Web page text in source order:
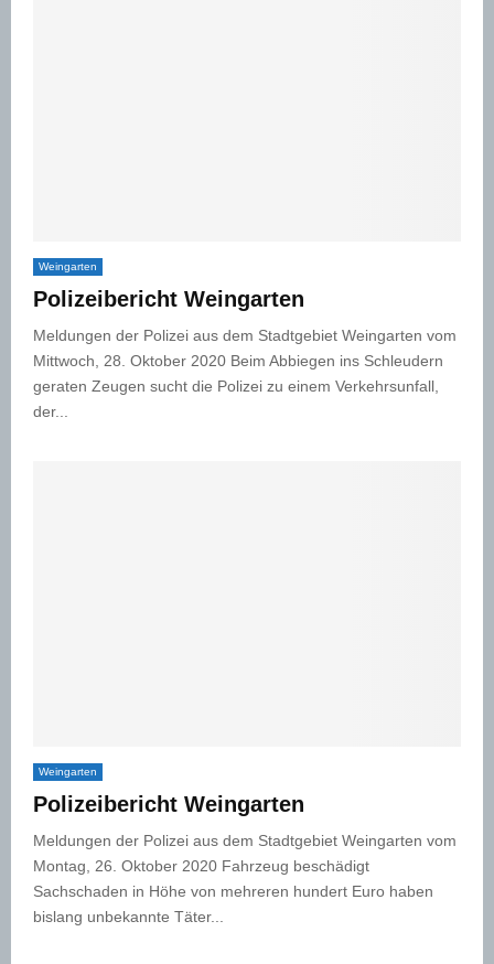
Weingarten
Polizeibericht Weingarten
Meldungen der Polizei aus dem Stadtgebiet Weingarten vom
Mittwoch, 28. Oktober 2020 Beim Abbiegen ins Schleudern
geraten Zeugen sucht die Polizei zu einem Verkehrsunfall,
der...
Weingarten
Polizeibericht Weingarten
Meldungen der Polizei aus dem Stadtgebiet Weingarten vom
Montag, 26. Oktober 2020 Fahrzeug beschädigt
Sachschaden in Höhe von mehreren hundert Euro haben
bislang unbekannte Täter...